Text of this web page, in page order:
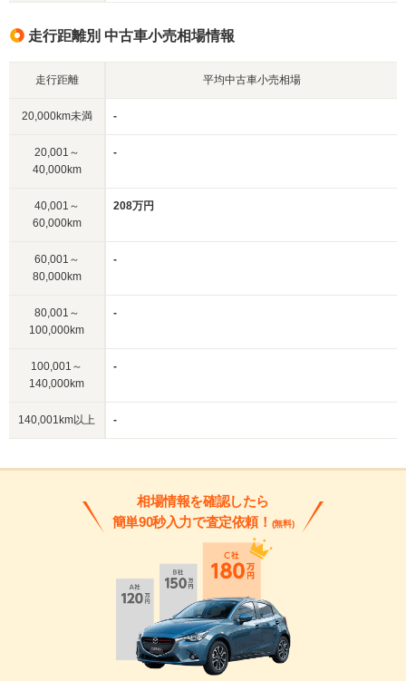
走行距離別 中古車小売相場情報
走行距離 平均中古車小売相場
20,000km未満 -
20,001～
40,000km
-
40,001～
60,000km
208万円
60,001～
80,000km
-
80,001～
100,000km
-
100,001～
140,000km
-
140,001km以上 -
相場情報を確認したら
簡単90秒入力で査定依頼！ (無料)